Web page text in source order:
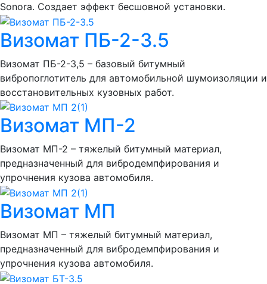
Sonora. Создает эффект бесшовной установки.
Визомат ПБ-2-3.5
Визомат ПБ-2-3,5 – базовый битумный
вибропоглотитель для автомобильной шумоизоляции и
восстановительных кузовных работ.
Визомат МП-2
Визомат МП-2 – тяжелый битумный материал,
предназначенный для вибродемпфирования и
упрочнения кузова автомобиля.
Визомат МП
Визомат МП – тяжелый битумный материал,
предназначенный для вибродемпфирования и
упрочнения кузова автомобиля.